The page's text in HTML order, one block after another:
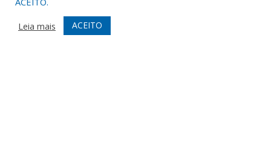
insegurança alimentar, conforme disposto no Termo de Adesão
nº 01460/2022.
9 de julho de 2026
Leia mais
ACEITO